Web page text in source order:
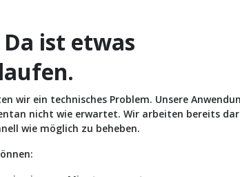
ist etwas
wir ein technisches Problem. Unsere
nicht wie erwartet. Wir arbeiten bereits
wie möglich zu beheben.